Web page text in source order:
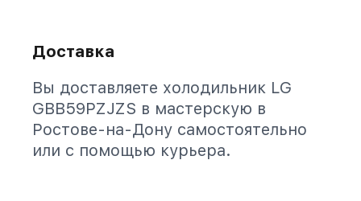
Доставка
Вы доставляете холодильник LG
GBB59PZJZS в мастерскую в
Ростове-на-Дону самостоятельно
или с помощью курьера.